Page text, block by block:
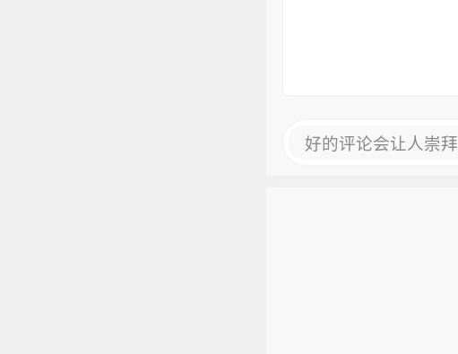
好的评论会让人崇拜